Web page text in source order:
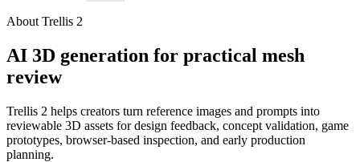
About Trellis 2
AI 3D generation for practical mesh
review
Trellis 2 helps creators turn reference images and prompts into
reviewable 3D assets for design feedback, concept validation, game
prototypes, browser-based inspection, and early production
planning.